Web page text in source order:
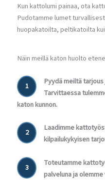
Kun kattolumi painaa, ota
Pudotamme lumet
huopakatoilta, peltikatoilta
Näin meillä katon huolto
1
Pyydä meiltä
Tarvittaessa
katon kunnon.
2
Laadimme
kilpailukykyisen
3
Toteutamme
palveluna ja